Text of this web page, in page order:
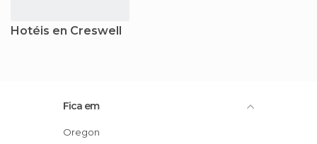
Hotéis en Creswell
Fica em
Oregon